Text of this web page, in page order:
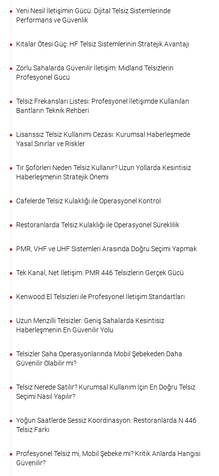
Yeni Nesil İletişimin Gücü: Dijital Telsiz Sistemlerinde
Performans ve Güvenlik
Kıtalar Ötesi Güç: HF Telsiz Sistemlerinin Stratejik Avantajı
Zorlu Sahalarda Güvenilir İletişim: Midland Telsizlerin
Profesyonel Gücü
Telsiz Frekansları Listesi: Profesyonel İletişimde Kullanılan
Bantların Teknik Rehberi
Lisanssız Telsiz Kullanımı Cezası: Kurumsal Haberleşmede
Yasal Sınırlar ve Riskler
Tır Şoförleri Neden Telsiz Kullanır? Uzun Yollarda Kesintisiz
Haberleşmenin Stratejik Önemi
Cafelerde Telsiz Kulaklığı ile Operasyonel Kontrol
Restoranlarda Telsiz Kulaklığı ile Operasyonel Süreklilik
PMR, VHF ve UHF Sistemleri Arasında Doğru Seçimi Yapmak
Tek Kanal, Net İletişim: PMR 446 Telsizlerin Gerçek Gücü
Kenwood El Telsizleri ile Profesyonel İletişim Standartları
Uzun Menzilli Telsizler: Geniş Sahalarda Kesintisiz
Haberleşmenin En Güvenilir Yolu
Telsizler Saha Operasyonlarında Mobil Şebekeden Daha
Güvenilir Olabilir mi?
Telsiz Nerede Satılır? Kurumsal Kullanım İçin En Doğru Telsiz
Seçimi Nasıl Yapılır?
Yoğun Saatlerde Sessiz Koordinasyon: Restoranlarda N 446
Telsiz Farkı
Profesyonel Telsiz mi, Mobil Şebeke mi? Kritik Anlarda Hangisi
Güvenilir?